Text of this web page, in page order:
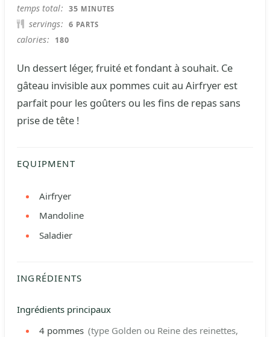
temps total 35 MINUTES
MINUTES
servings 6 PARTS
calories 180
Un dessert léger, fruité et fondant à souhait. Ce
gâteau invisible aux pommes cuit au Airfryer est
parfait pour les goûters ou les fins de repas sans
prise de tête !
EQUIPMENT
Airfryer
Mandoline
Saladier
INGRÉDIENTS
Ingrédients principaux
4 pommes (type Golden ou Reine des reinettes,